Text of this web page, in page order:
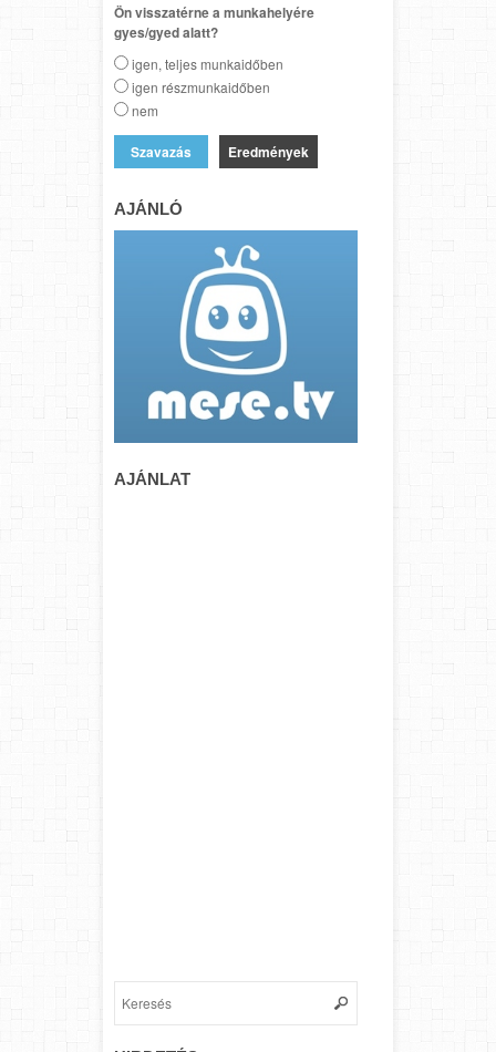
Ön visszatérne a munkahelyére
gyes/gyed alatt?
igen, teljes munkaidőben
igen részmunkaidőben
nem
Eredmények
AJÁNLÓ
AJÁNLAT